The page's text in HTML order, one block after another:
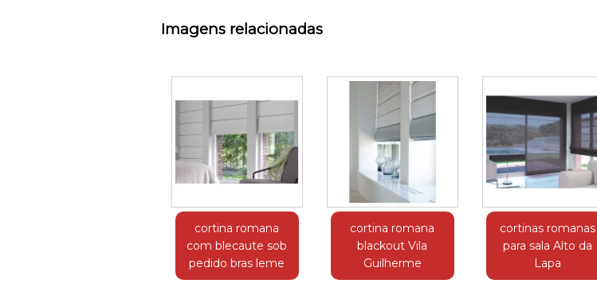
Imagens relacionadas
cortina romana
com blecaute sob
pedido bras leme
cortina romana
blackout Vila
Guilherme
cortinas romanas
para sala Alto da
Lapa